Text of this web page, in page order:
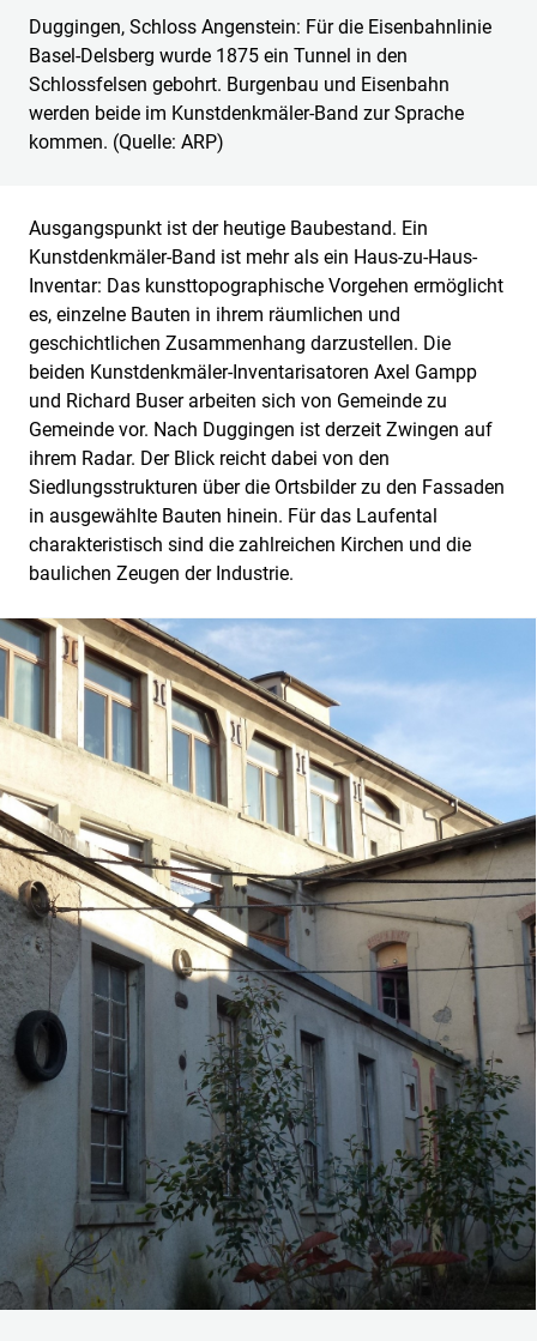
Duggingen, Schloss Angenstein: Für die Eisenbahnlinie
Basel-Delsberg wurde 1875 ein Tunnel in den
Schlossfelsen gebohrt. Burgenbau und Eisenbahn
werden beide im Kunstdenkmäler-Band zur Sprache
kommen. (Quelle: ARP)
Ausgangspunkt ist der heutige Baubestand. Ein
Kunstdenkmäler-Band ist mehr als ein Haus-zu-Haus-
Inventar: Das kunsttopographische Vorgehen ermöglicht
es, einzelne Bauten in ihrem räumlichen und
geschichtlichen Zusammenhang darzustellen. Die
beiden Kunstdenkmäler-Inventarisatoren Axel Gampp
und Richard Buser arbeiten sich von Gemeinde zu
Gemeinde vor. Nach Duggingen ist derzeit Zwingen auf
ihrem Radar. Der Blick reicht dabei von den
Siedlungsstrukturen über die Ortsbilder zu den Fassaden
in ausgewählte Bauten hinein. Für das Laufental
charakteristisch sind die zahlreichen Kirchen und die
baulichen Zeugen der Industrie.